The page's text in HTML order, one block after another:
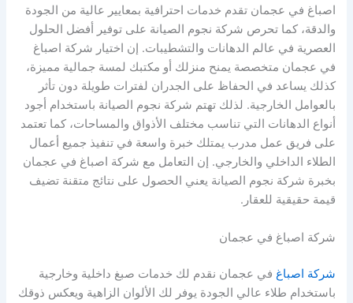
اصباغ في عجمان تقدم خدمات احترافية بمعايير عالية من الجودة
والدقة، كما تحرص شركة نجوم الصيانة على توفير أفضل الحلول
العصرية في عالم الدهانات والتشطيبات. إن اختيار شركة اصباغ
في عجمان متخصصة يمنح منزلك أو مكتبك لمسة جمالية مميزة،
كذلك يساعد في الحفاظ على الجدران لفترات طويلة دون تأثر
بالعوامل الخارجية. لذلك تهتم شركة نجوم الصيانة باستخدام أجود
أنواع الدهانات التي تناسب مختلف الأذواق والمساحات، كما تعتمد
على فريق عمل مدرب يمتلك خبرة واسعة في تنفيذ جميع أعمال
الطلاء الداخلي والخارجي. إن التعامل مع شركة اصباغ في عجمان
بخبرة شركة نجوم الصيانة يعني الحصول على نتائج متقنة تضيف
قيمة حقيقية للعقار.
شركة اصباغ في عجمان
شركة اصباغ في عجمان نقدم لك خدمات صبغ داخلية وخارجية
باستخدام طلاء عالي الجودة يوفر لك الألوان الزاهية ويعكس ذوقك